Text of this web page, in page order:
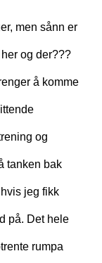
men sånn er
og der???
å komme
og
tanken bak
jeg fikk
på. Det hele
rumpa